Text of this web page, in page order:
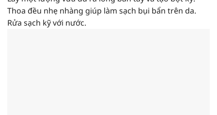
Thoa đều nhẹ nhàng giúp làm sạch bụi bẩn trên da.
Rửa sạch kỹ với nước.